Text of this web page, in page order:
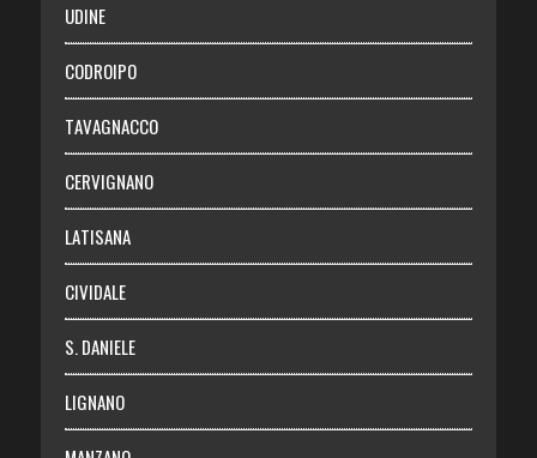
Necrologie
Chi siamo
Abbonati
Login
UDINE
CODROIPO
TAVAGNACCO
CERVIGNANO
LATISANA
CIVIDALE
S. DANIELE
LIGNANO